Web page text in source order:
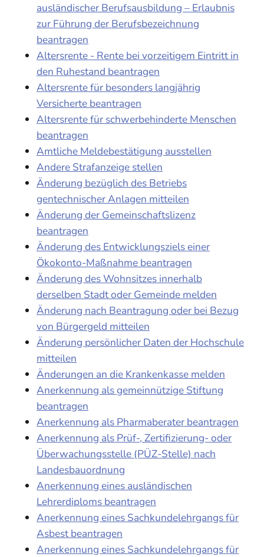
ausländischer Berufsausbildung – Erlaubnis
zur Führung der Berufsbezeichnung
beantragen
Altersrente - Rente bei vorzeitigem Eintritt in
den Ruhestand beantragen
Altersrente für besonders langjährig
Versicherte beantragen
Altersrente für schwerbehinderte Menschen
beantragen
Amtliche Meldebestätigung ausstellen
Andere Strafanzeige stellen
Änderung bezüglich des Betriebs
gentechnischer Anlagen mitteilen
Änderung der Gemeinschaftslizenz
beantragen
Änderung des Entwicklungsziels einer
Ökokonto-Maßnahme beantragen
Änderung des Wohnsitzes innerhalb
derselben Stadt oder Gemeinde melden
Änderung nach Beantragung oder bei Bezug
von Bürgergeld mitteilen
Änderung persönlicher Daten der Hochschule
mitteilen
Änderungen an die Krankenkasse melden
Anerkennung als gemeinnützige Stiftung
beantragen
Anerkennung als Pharmaberater beantragen
Anerkennung als Prüf-, Zertifizierung- oder
Überwachungsstelle (PÜZ-Stelle) nach
Landesbauordnung
Anerkennung eines ausländischen
Lehrerdiploms beantragen
Anerkennung eines Sachkundelehrgangs für
Asbest beantragen
Anerkennung eines Sachkundelehrgangs für